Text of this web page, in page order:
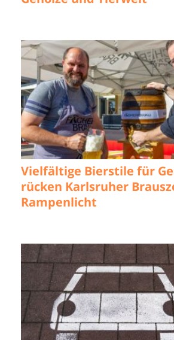
Vielfältige Bierstile für
rücken Karlsruher
Rampenlicht